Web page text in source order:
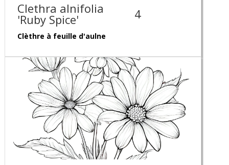
Clethra alnifolia
'Ruby Spice' 4
Clèthre à feuille d'aulne